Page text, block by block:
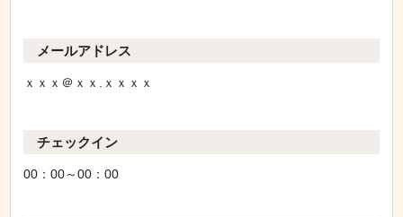
メールアドレス
ｘｘｘ＠ｘｘ.ｘｘｘｘ
チェックイン
00：00～00：00